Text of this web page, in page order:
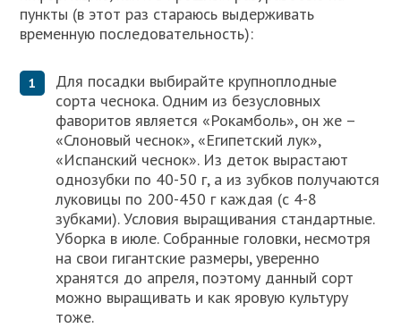
пункты (в этот раз стараюсь выдерживать
временную последовательность):
Для посадки выбирайте крупноплодные
сорта чеснока. Одним из безусловных
фаворитов является «Рокамболь», он же –
«Слоновый чеснок», «Египетский лук»,
«Испанский чеснок». Из деток вырастают
однозубки по 40-50 г, а из зубков получаются
луковицы по 200-450 г каждая (с 4-8
зубками). Условия выращивания стандартные.
Уборка в июле. Собранные головки, несмотря
на свои гигантские размеры, уверенно
хранятся до апреля, поэтому данный сорт
можно выращивать и как яровую культуру
тоже.